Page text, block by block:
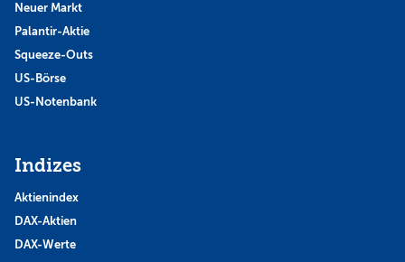
Neuer Markt
Palantir-Aktie
Squeeze-Outs
US-Börse
US-Notenbank
Indizes
Aktienindex
DAX-Aktien
DAX-Werte